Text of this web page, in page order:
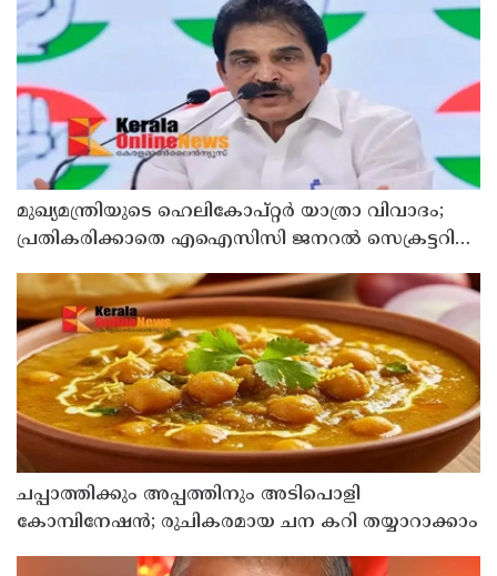
മുഖ്യമന്ത്രിയുടെ ഹെലികോപ്റ്റര്‍ യാത്രാ വിവാദം;
പ്രതികരിക്കാതെ എഐസിസി ജനറല്‍ സെക്രട്ടറി
ചപ്പാത്തിക്കും അപ്പത്തിനും അടിപൊളി
കോമ്പിനേഷൻ; രുചികരമായ ചന കറി തയ്യാറാക്കാം